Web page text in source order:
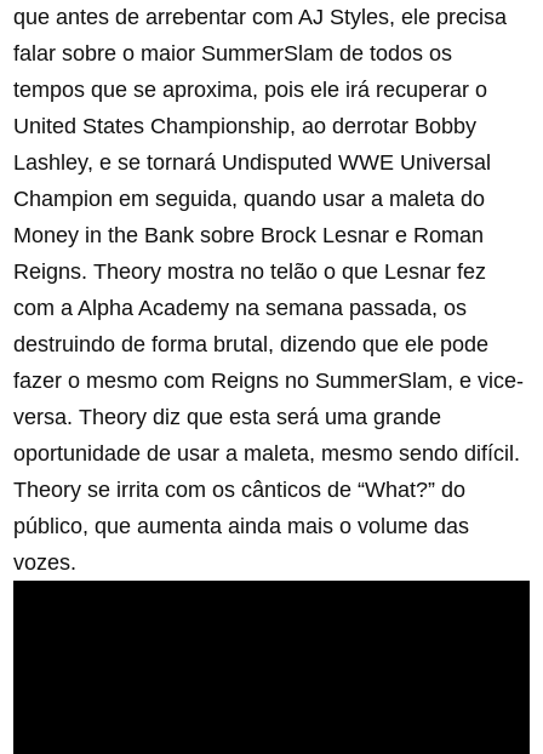
que antes de arrebentar com AJ Styles, ele precisa
falar sobre o maior SummerSlam de todos os
tempos que se aproxima, pois ele irá recuperar o
United States Championship, ao derrotar Bobby
Lashley, e se tornará Undisputed WWE Universal
Champion em seguida, quando usar a maleta do
Money in the Bank sobre Brock Lesnar e Roman
Reigns. Theory mostra no telão o que Lesnar fez
com a Alpha Academy na semana passada, os
destruindo de forma brutal, dizendo que ele pode
fazer o mesmo com Reigns no SummerSlam, e vice-
versa. Theory diz que esta será uma grande
oportunidade de usar a maleta, mesmo sendo difícil.
Theory se irrita com os cânticos de “What?” do
público, que aumenta ainda mais o volume das
vozes.